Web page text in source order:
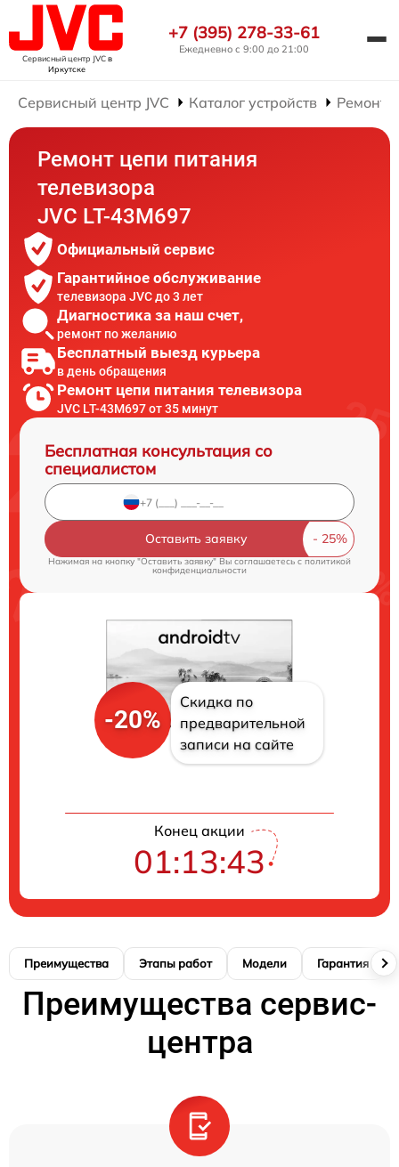
Сервисный центр JVCв
Иркутске
+7 (395) 278-33-61
Ежедневно с 9:00 до 21:00
Сервисный центр JVC Каталог устройств Ремонт
Ремонт цепи питания
телевизора
JVC LT-43M697
Официальный сервис
Гарантийное обслуживание
телевизора JVC до 3 лет
Диагностика за наш счет,
ремонт по желанию
Бесплатный выезд курьера
в день обращения
Ремонт цепи питания телевизора
JVC LT-43M697 от 35 минут
Бесплатная консультация со
специалистом
Оставить заявку
Нажимая на кнопку "Оставить заявку" Вы соглашаетесь cполитикой
конфиденциальности
-20%
Скидка по
предварительной
записи на сайте
Конец акции
01:13:42
Преимущества Этапы работ Модели Гарантия
Преимущества сервис-
центра